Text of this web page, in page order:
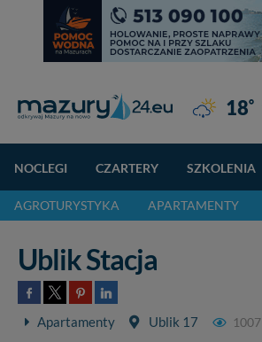
18°
NOCLEGI CZARTERY SZKOLENIA
AGROTURYSTYKA APARTAMENTY
Ublik Stacja
Apartamenty Ublik 17
1007